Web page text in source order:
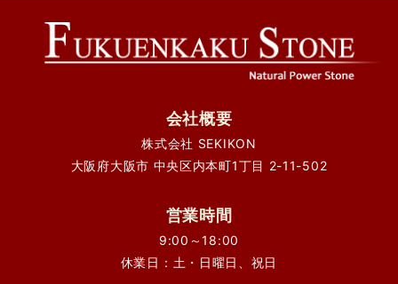
会社概要
株式会社 SEKIKON
大阪府大阪市 中央区内本町1丁目 2-11-502
営業時間
9:00～18:00
休業日：土・日曜日、祝日